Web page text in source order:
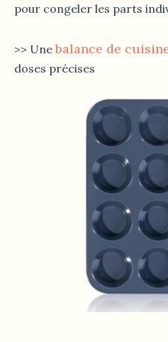
pour congeler les parts
>> Unebalance de
doses précises